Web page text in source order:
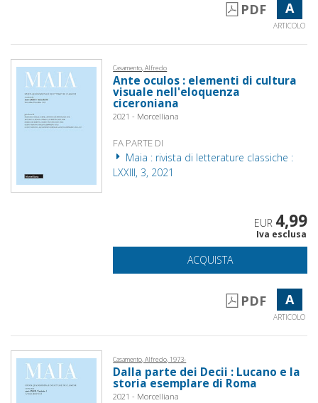
PDF A
ARTICOLO
Casamento, Alfredo
Ante oculos : elementi di cultura
visuale nell'eloquenza
ciceroniana
2021 - Morcelliana
FA PARTE DI
Maia : rivista di letterature classiche :
LXXIII, 3, 2021
EUR 4,99
Iva esclusa
ACQUISTA
PDF A
ARTICOLO
Casamento, Alfredo, 1973-
Dalla parte dei Decii : Lucano e la
storia esemplare di Roma
2021 - Morcelliana